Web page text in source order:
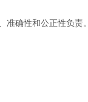
确性和公正性负责。